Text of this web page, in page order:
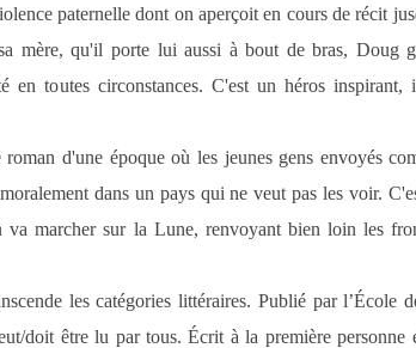
paternelle dont on aperçoit en cours de récit
mère, qu'il porte lui aussi à bout de bras, Doug
en toutes circonstances. C'est un héros inspirant,
d'une époque où les jeunes gens envoyés
dans un pays qui ne veut pas les voir.
va marcher sur la Lune, renvoyant bien loin les
les catégories littéraires. Publié par l’École
doit être lu par tous. Écrit à la première personne